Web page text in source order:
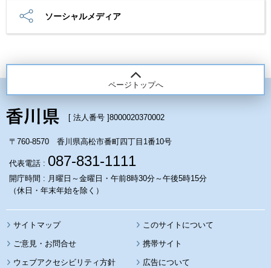
ソーシャルメディア
ページトップへ
[ 法人番号 ]8000020370002
〒760-8570 香川県高松市番町四丁目1番10号
代表電話 : 087-831-1111
開庁時間 : 月曜日～金曜日・午前8時30分～午後5時15分
（休日・年末年始を除く）
サイトマップ このサイトについて
携帯サイト
ウェブアクセシビリティ方針 広告について